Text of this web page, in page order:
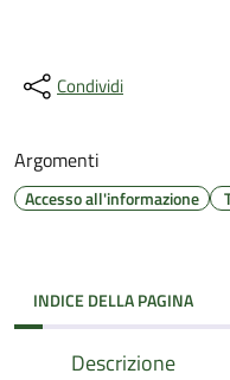
Condividi
Argomenti
Accesso all'informazione
INDICE DELLA PAGINA
Descrizione